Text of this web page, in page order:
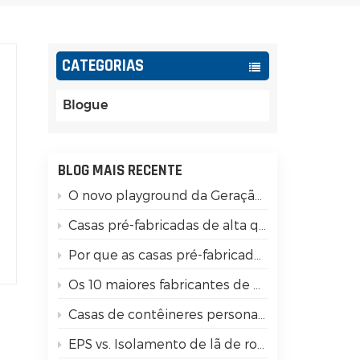
CATEGORIAS
Blogue
BLOG MAIS RECENTE
O novo playground da Geração Z: transforme contêineres modulares em moeda social
Casas pré-fabricadas de alta qualidade: 15 diferenças importantes que você precisa conferir!
Por que as casas pré-fabricadas em contêineres têm boa resistência a terremotos?
Os 10 maiores fabricantes de contêineres na China
Casas de contêineres personalizadas para glamping de luxo
EPS vs. Isolamento de lã de rocha